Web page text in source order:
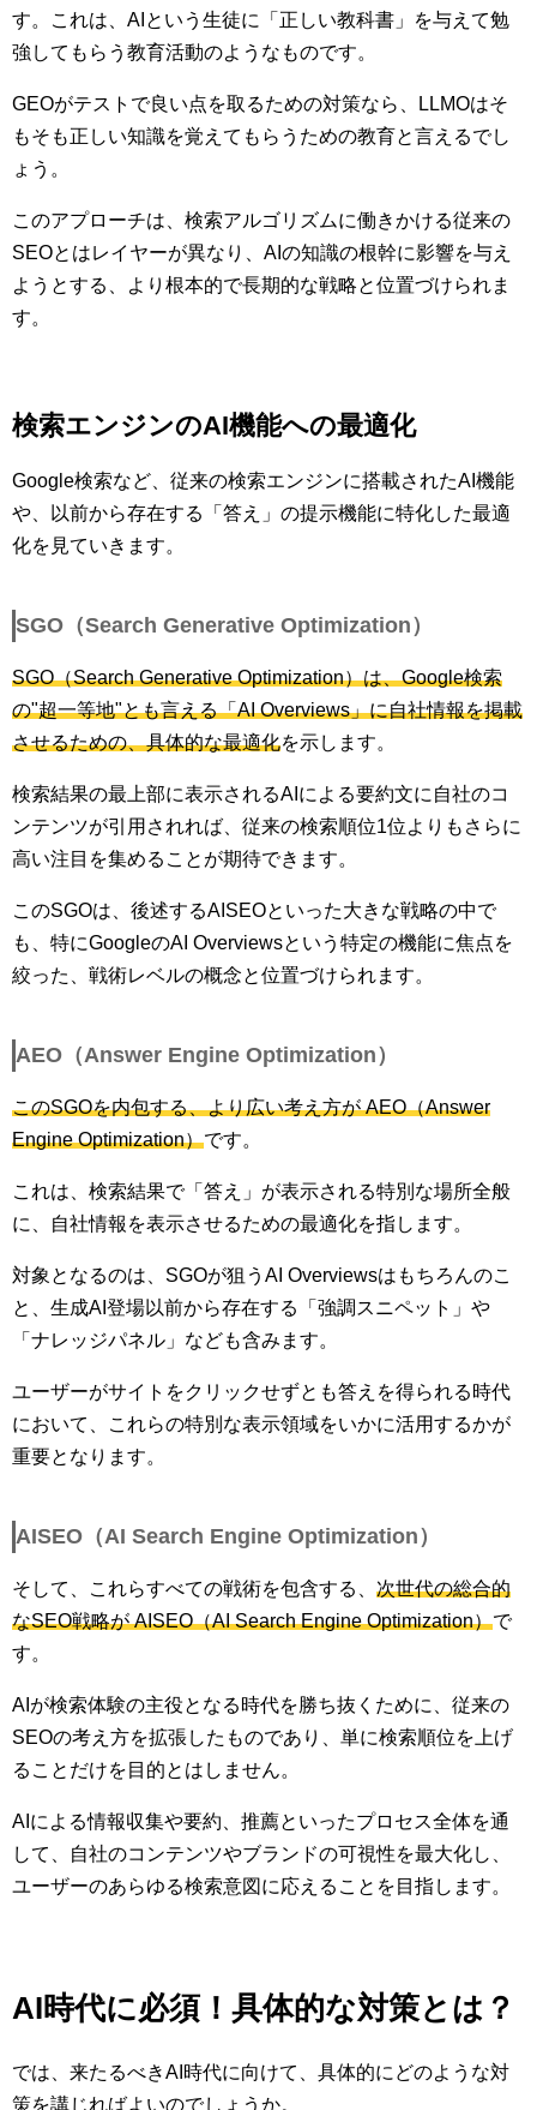
す。これは、AIという生徒に「正しい教科書」を与えて勉
強してもらう教育活動のようなものです。
GEOがテストで良い点を取るための対策なら、LLMOはそ
もそも正しい知識を覚えてもらうための教育と言えるでし
ょう。
このアプローチは、検索アルゴリズムに働きかける従来の
SEOとはレイヤーが異なり、AIの知識の根幹に影響を与え
ようとする、より根本的で長期的な戦略と位置づけられま
す。
検索エンジンのAI機能への最適化
Google検索など、従来の検索エンジンに搭載されたAI機能
や、以前から存在する「答え」の提示機能に特化した最適
化を見ていきます。
SGO（Search Generative Optimization）
SGO（Search Generative Optimization）は、Google検索
の"超一等地"とも言える「AI Overviews」に自社情報を掲載
させるための、具体的な最適化を示します。
検索結果の最上部に表示されるAIによる要約文に自社のコ
ンテンツが引用されれば、従来の検索順位1位よりもさらに
高い注目を集めることが期待できます。
このSGOは、後述するAISEOといった大きな戦略の中で
も、特にGoogleのAI Overviewsという特定の機能に焦点を
絞った、戦術レベルの概念と位置づけられます。
AEO（Answer Engine Optimization）
このSGOを内包する、より広い考え方が AEO（Answer
Engine Optimization）です。
これは、検索結果で「答え」が表示される特別な場所全般
に、自社情報を表示させるための最適化を指します。
対象となるのは、SGOが狙うAI Overviewsはもちろんのこ
と、生成AI登場以前から存在する「強調スニペット」や
「ナレッジパネル」なども含みます。
ユーザーがサイトをクリックせずとも答えを得られる時代
において、これらの特別な表示領域をいかに活用するかが
重要となります。
AISEO（AI Search Engine Optimization）
そして、これらすべての戦術を包含する、 次世代の総合的
なSEO戦略が AISEO（AI Search Engine Optimization）で
す。
AIが検索体験の主役となる時代を勝ち抜くために、従来の
SEOの考え方を拡張したものであり、単に検索順位を上げ
ることだけを目的とはしません。
AIによる情報収集や要約、推薦といったプロセス全体を通
して、自社のコンテンツやブランドの可視性を最大化し、
ユーザーのあらゆる検索意図に応えることを目指します。
AI時代に必須！具体的な対策とは？
では、来たるべきAI時代に向けて、具体的にどのような対
策を講じればよいのでしょうか。